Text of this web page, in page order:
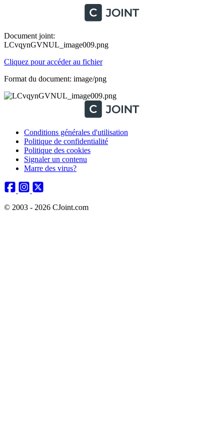
Document joint:
LCvqynGVNUL_image009.png
Cliquez pour accéder au fichier
Format du document: image/png
Conditions générales d'utilisation
Politique de confidentialité
Politique des cookies
Signaler un contenu
Marre des virus?
© 2003 - 2026 CJoint.com